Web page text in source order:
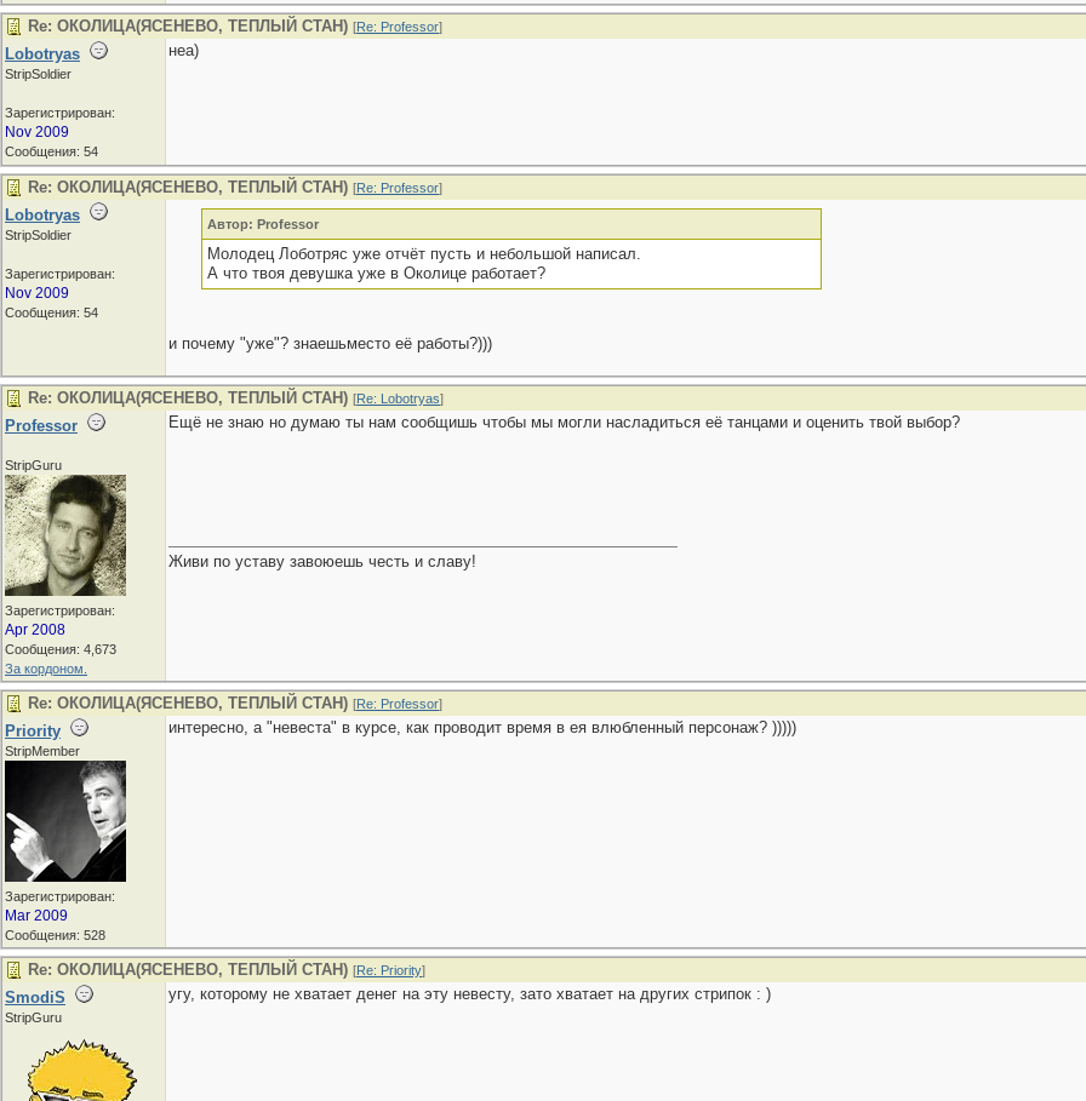
Re: ОКОЛИЦА(ЯСЕНЕВО, ТЕПЛЫЙ СТАН) [Re: Professor]
Lobotryas
StripSoldier
Зарегистрирован:
Nov 2009
Сообщения: 54
неа)
Re: ОКОЛИЦА(ЯСЕНЕВО, ТЕПЛЫЙ СТАН) [Re: Professor]
Lobotryas
StripSoldier
Зарегистрирован:
Nov 2009
Сообщения: 54
Автор: Professor
Молодец Лоботряс уже отчёт пусть и небольшой написал.
А что твоя девушка уже в Околице работает?
и почему "уже"? знаешьместо её работы?)))
Re: ОКОЛИЦА(ЯСЕНЕВО, ТЕПЛЫЙ СТАН) [Re: Lobotryas]
Professor
StripGuru
Зарегистрирован:
Apr 2008
Сообщения: 4,673
За кордоном.
Ещё не знаю но думаю ты нам сообщишь чтобы мы могли насладиться её танцами и оценить твой выбор?
Живи по уставу завоюешь честь и славу!
Re: ОКОЛИЦА(ЯСЕНЕВО, ТЕПЛЫЙ СТАН) [Re: Professor]
Priority
StripMember
Зарегистрирован:
Mar 2009
Сообщения: 528
интересно, а "невеста" в курсе, как проводит время в ея влюбленный персонаж? )))))
Re: ОКОЛИЦА(ЯСЕНЕВО, ТЕПЛЫЙ СТАН) [Re: Priority]
SmodiS
StripGuru
угу, которому не хватает денег на эту невесту, зато хватает на других стрипок : )